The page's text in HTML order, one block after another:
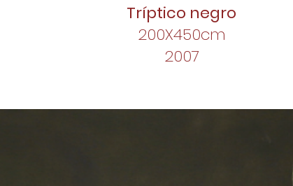
Tríptico negro
200X450cm
2007